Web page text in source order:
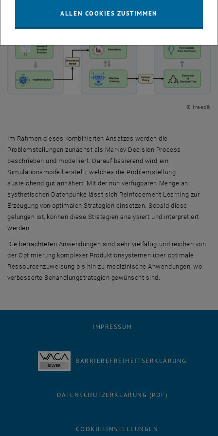
© freepik
Im Rahmen dieses kombinierten Ansatzes werden die
Problemstellungen zunächst als Markov Decision Process
beschrieben und modelliert. Darauf basierend wird ein
Simulationsmodell erstellt, welches die Problemstellung
ausreichend gut annähert. Mit der nun verfügbaren Menge an
systhetischen Datenpunke lässt sich Reinfocement Learning zur
Erzeugung von optimalen Strategien einsetzen. Sobald diese
gelungen ist, können diese Strategien analysiert und interpretiert
werden.
Die betrachteten Anwendungen sind sehr vielfältig und reichen von
der Optimierung komplexer Produktionsystemen über optimale
Ressourcenzuweisung bis hin zu medizinische Anwendungen, wo
verbesserte Behandlungstrategien gewünscht sind.
IMPRESSUM
BARRIEREFREIHEITSERKLÄRUNG
DATENSCHUTZERKLÄRUNG (PDF)
COOKIEEINSTELLUNGEN
ALLEN COOKIES ZUSTIMMEN